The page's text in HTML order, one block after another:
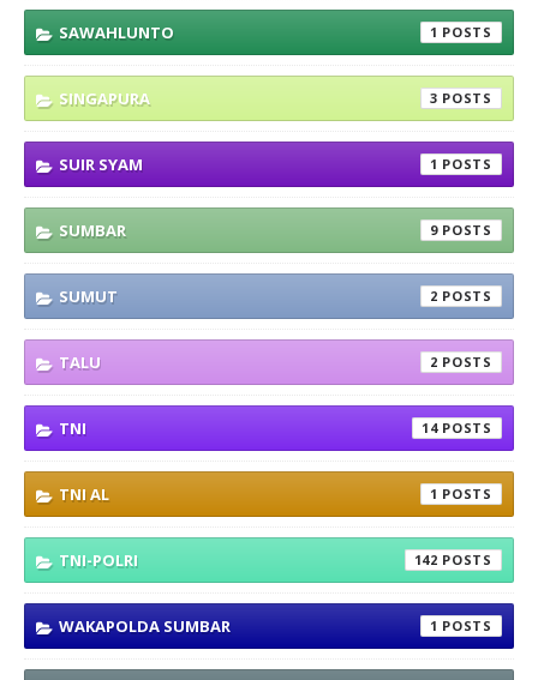
SAWAHLUNTO 1
SINGAPURA 3
SUIR SYAM 1
SUMBAR 9
SUMUT 2
TALU 2
TNI 14
TNI AL 1
TNI-POLRI 142
WAKAPOLDA SUMBAR 1